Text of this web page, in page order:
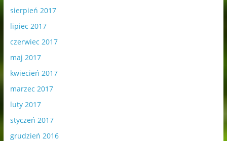
sierpień 2017
lipiec 2017
czerwiec 2017
maj 2017
kwiecień 2017
marzec 2017
luty 2017
styczeń 2017
grudzień 2016